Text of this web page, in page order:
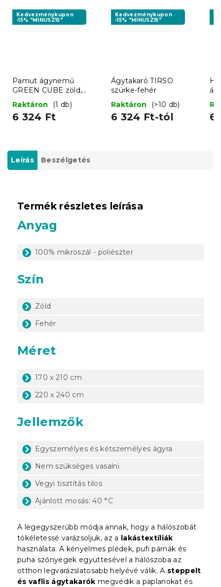
Kedvezménykupon
-15% "MINUSZ15"
Pamut ágynemű
GREEN CUBE zöld,
100% pamut
Raktáron (1 db)
6 324 Ft
Kedvezménykupon
-15% "MINUSZ15"
Ágytakaró TIRSO
szürke-fehér
Raktáron
(>10 db)
6 324 Ft-tól 6
Leírás Beszélgetés
Termék részletes leírása
Anyag
100% mikroszál - poliészter
Szín
Zöld
Fehér
Méret
170 x 210 cm
220 x 240 cm
Jellemzők
Egyszemélyes és kétszemélyes ágyra
Nem szükséges vasalni
Vegyi tisztítás tilos
Ajánlott mosás: 40 °C
A legegyszerűbb módja annak, hogy a hálószobát
tökéletessé varázsoljuk, az a lakástextíliák
használata. A kényelmes plédek, pufi párnák és
puha szőnyegek együttesével a hálószoba az
otthon legvarázslatosabb helyévé válik. A steppelt
és vaflis ágytakarók megvédik a paplanokat és